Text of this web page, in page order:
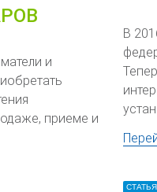
и
приеме и
В
СТАТЬЯ